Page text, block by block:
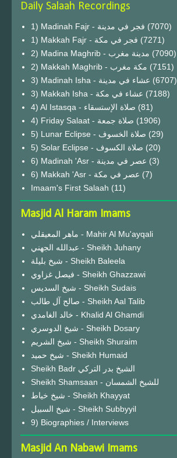
Daily Salaah Recordings
1) Madinah Fajr - فجر في مدينة (7070)
1) Makkah Fajr - فجر في مكة (7271)
2) Madina Maghrib - مدينة مغرب (7090)
2) Makkah Maghrib - مكة مغرب (7151)
3) Madinah Isha - عشاء في مدينة (6707)
3) Makkah Isha - عشاء في مكة (7188)
4) Al Istasqa - صلاة الإستسقاء (81)
4) Friday Salaat - صلاة جمعة (1906)
5) Lunar Eclipse - صلاة الخسوف (29)
(20)
6) Madinah 'Asr - عصر في مدينة (3)
6) Makkah 'Asr - عصر في مكة (7)
Imaam's First Salaah (11)
Masjid Al Haram Imams
ماهر المعيقلي - Mahir Al Mu'ayqali
عبدالله الجهني - Sheikh Juhany
شيخ بليلة - Sheikh Baleela
فيصل غزاوي - Sheikh Ghazzawi
شيخ السديس - Sheikh Sudais
صالح آل طالب - Sheikh Aal Talib
خالد الغامدي - Khalid Al Ghamdi
شيخ الدوسري - Sheikh Dosary
شيخ الشريم - Sheikh Shuraim
شيخ حميد - Sheikh Humaid
Sheikh Badr الشيخ بدر التركي
Sheikh Shamsaan - للشيخ الشمسان
شيخ خياط - Sheikh Khayyat
شيخ السبيل - Sheikh Subbyyil
9) Biographies / Interviews
Masjid An Nabawi Imams